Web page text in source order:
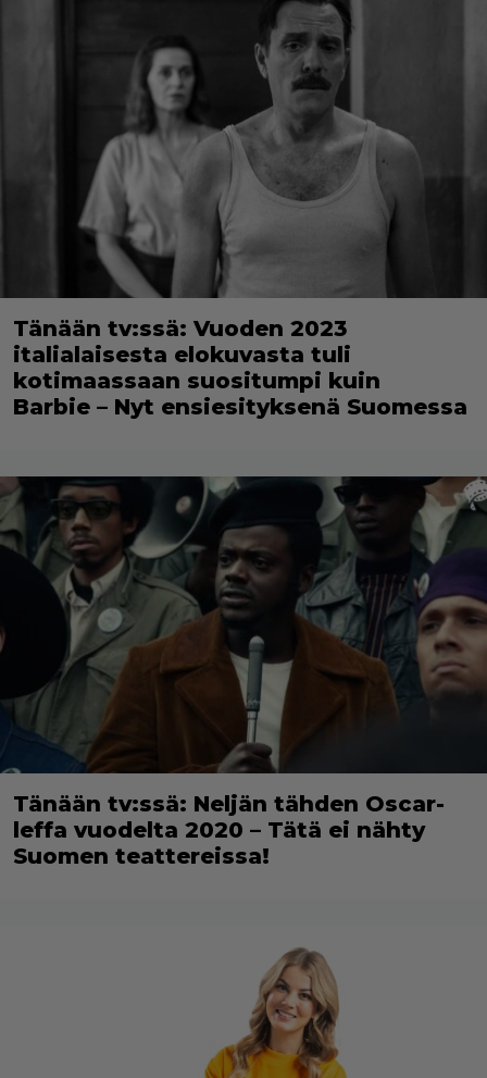
Tänään tv:ssä: Vuoden 2023
italialaisesta elokuvasta tuli
kotimaassaan suositumpi kuin
Barbie – Nyt ensiesityksenä Suomessa
Tänään tv:ssä: Neljän tähden Oscar-
leffa vuodelta 2020 – Tätä ei nähty
Suomen teattereissa!